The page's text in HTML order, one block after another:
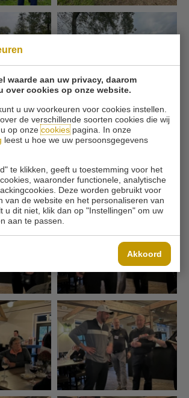
waarde aan uw privacy, daarom
over cookies op onze website.
u uw voorkeuren voor cookies instellen.
de verschillende soorten cookies die wij
op onzecookiespagina. In onze
leest u hoe we uw persoonsgegevens
te klikken, geeft u toestemming voor het
waaronder functionele, analytische
Deze worden gebruikt voor
van de website en het personaliseren van
u dit niet, klik dan op "Instellingen" om uw
aan te passen.
Akkoord